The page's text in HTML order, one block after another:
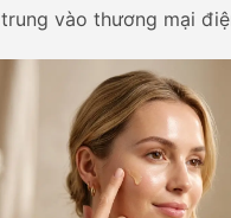
trung vào thương mại